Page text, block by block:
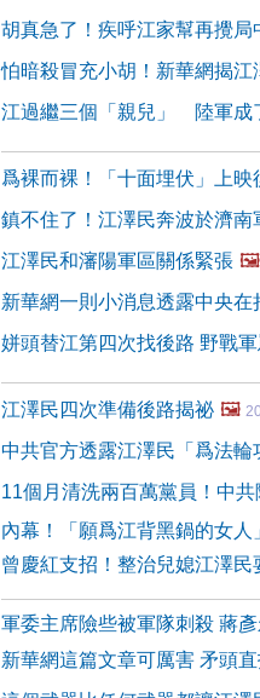
胡真急了！疾呼江家幫再攪局
怕暗殺冒充小胡！新華網揭江
江過繼三個「親兒」 陸軍成
爲裸而裸！「十面埋伏」上映
鎮不住了！江澤民奔波於濟南
江澤民和瀋陽軍區關係緊張 🖼️
新華網一則小消息透露中央在
姘頭替江第四次找後路 野戰
江澤民四次準備後路揭祕 🖼️
中共官方透露江澤民「爲法輪
11個月清洗兩百萬黨員！中
內幕！「願爲江背黑鍋的女人
曾慶紅支招！整治兒媳江澤民
軍委主席險些被軍隊刺殺 蔣
新華網這篇文章可厲害 矛頭直